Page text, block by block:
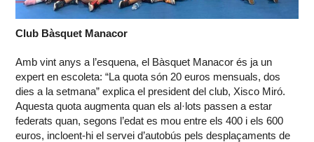
Club Bàsquet Manacor
Amb vint anys a l’esquena, el Bàsquet Manacor és ja un
expert en escoleta: “La quota són 20 euros mensuals, dos
dies a la setmana” explica el president del club, Xisco Miró.
Aquesta quota augmenta quan els al·lots passen a estar
federats quan, segons l’edat es mou entre els 400 i els 600
euros, incloent-hi el servei d’autobús pels desplaçaments de